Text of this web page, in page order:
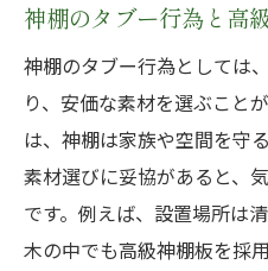
神棚のタブー行為と高
神棚のタブー行為としては
り、安価な素材を選ぶこと
は、神棚は家族や空間を守
素材選びに妥協があると、
です。例えば、設置場所は
木の中でも高級神棚板を採